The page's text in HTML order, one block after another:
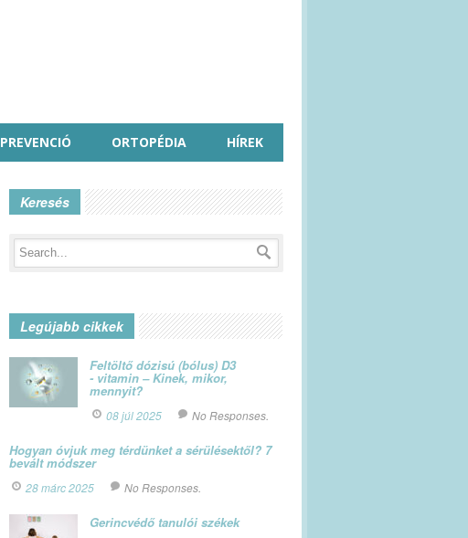
PREVENCIÓ ORTOPÉDIA HÍREK
Keresés
Legújabb cikkek
Feltöltő dózisú (bólus) D3
- vitamin – Kinek, mikor,
mennyit?
08 júl 2025 No Responses.
Hogyan óvjuk meg térdünket a sérülésektől? 7
bevált módszer
28 márc 2025 No Responses.
Gerincvédő tanulói székek